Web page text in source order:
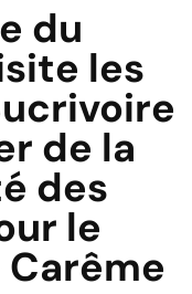
du
les
de la
des
le